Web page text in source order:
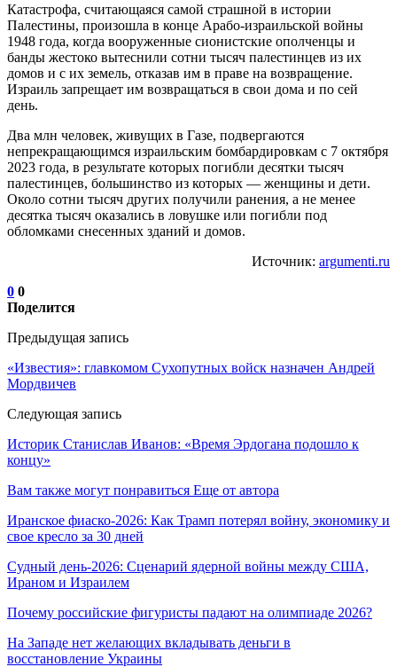
Катастрофа, считающаяся самой страшной в истории
Палестины, произошла в конце Арабо-израильской войны
1948 года, когда вооруженные сионистские ополченцы и
банды жестоко вытеснили сотни тысяч палестинцев из их
домов и с их земель, отказав им в праве на возвращение.
Израиль запрещает им возвращаться в свои дома и по сей
день.
Два млн человек, живущих в Газе, подвергаются
непрекращающимся израильским бомбардировкам с 7 октября
2023 года, в результате которых погибли десятки тысяч
палестинцев, большинство из которых — женщины и дети.
Около сотни тысяч других получили ранения, а не менее
десятка тысяч оказались в ловушке или погибли под
обломками снесенных зданий и домов.
Источник: argumenti.ru
0 0
Поделится
Предыдущая запись
«Известия»: главкомом Сухопутных войск назначен Андрей
Мордвичев
Следующая запись
Историк Станислав Иванов: «Время Эрдогана подошло к
концу»
Вам также могут понравиться Еще от автора
Иранское фиаско-2026: Как Трамп потерял войну, экономику и
свое кресло за 30 дней
Судный день-2026: Сценарий ядерной войны между США,
Ираном и Израилем
Почему российские фигуристы падают на олимпиаде 2026?
На Западе нет желающих вкладывать деньги в
восстановление Украины